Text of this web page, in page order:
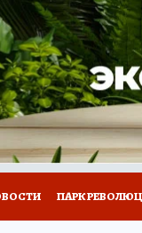
РЕКЛАМА ТЕСТЫ
ПАРК